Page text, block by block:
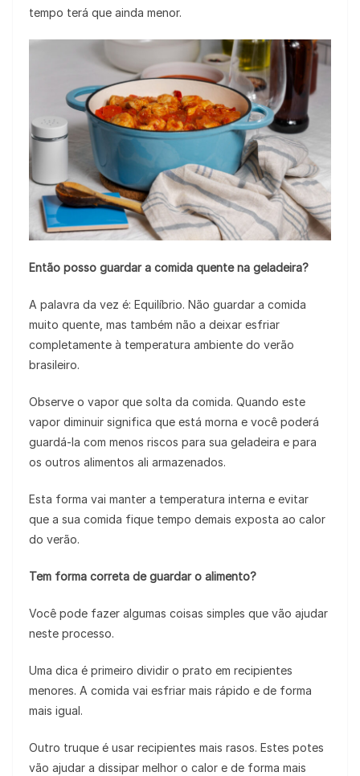
tempo terá que ainda menor.
Então posso guardar a comida quente na geladeira?
A palavra da vez é: Equilíbrio. Não guardar a comida
muito quente, mas também não a deixar esfriar
completamente à temperatura ambiente do verão
brasileiro.
Observe o vapor que solta da comida. Quando este
vapor diminuir significa que está morna e você poderá
guardá-la com menos riscos para sua geladeira e para
os outros alimentos ali armazenados.
Esta forma vai manter a temperatura interna e evitar
que a sua comida fique tempo demais exposta ao calor
do verão.
Tem forma correta de guardar o alimento?
Você pode fazer algumas coisas simples que vão ajudar
neste processo.
Uma dica é primeiro dividir o prato em recipientes
menores. A comida vai esfriar mais rápido e de forma
mais igual.
Outro truque é usar recipientes mais rasos. Estes potes
vão ajudar a dissipar melhor o calor e de forma mais